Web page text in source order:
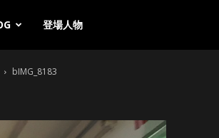
登場人物
bIMG_8183